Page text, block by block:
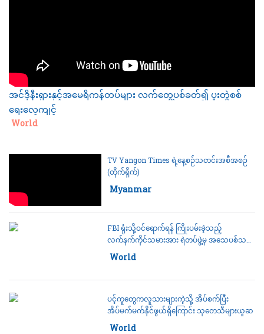
အင်ဒိုနီးရှားနှင့်အမေရိကန်တပ်များ လက်တွေ့ပစ်ခတ်၍ ပူးတွဲစစ်
ရေးလေ့ကျင့်
Category:
World
TV Yangon Times ရဲ့နေ့စဉ်သတင်းအစီအစဉ်
(တိုက်ရိုက်)
Category:
Myanmar
FBI ရုံးသို့ဝင်ရောက်ရန် ကြိုးပမ်းခဲ့သည့်
လက်နက်ကိုင်သမားအား ရဲတပ်ဖွဲ့မှ အသေပစ်သတ်
ဖမ်းဆီ
Category:
World
ပင့်ကူတွေကလူသားများကဲ့သို့ အိပ်စက်ပြီး
အိပ်မက်မက်နိုင်ဖွယ်ရှိကြောင်း သုတေသီများယူဆ
Category:
World